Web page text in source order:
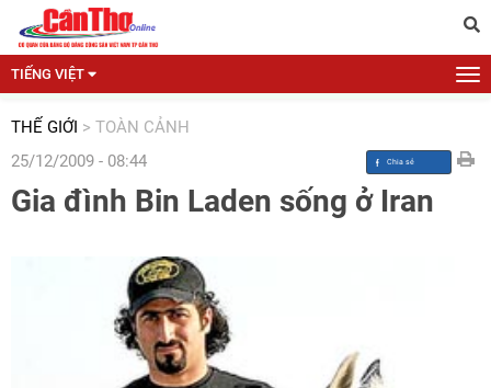
TIẾNG VIỆT
THẾ GIỚI > TOÀN CẢNH
25/12/2009 - 08:44
Gia đình Bin Laden sống ở Iran